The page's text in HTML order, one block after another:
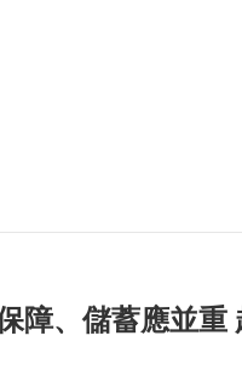
障、儲蓄應並重